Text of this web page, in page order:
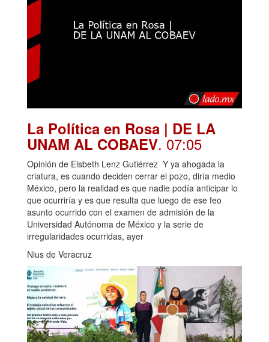
La Política en Rosa | DE LA
UNAM AL COBAEV. 07:05
Opinión de Elsbeth Lenz Gutiérrez Y ya ahogada la
criatura, es cuando deciden cerrar el pozo, diría medio
México, pero la realidad es que nadie podía anticipar lo
que ocurriría y es que resulta que luego de ese feo
asunto ocurrido con el examen de admisión de la
Universidad Autónoma de México y la serie de
irregularidades ocurridas, ayer
Nius de Veracruz